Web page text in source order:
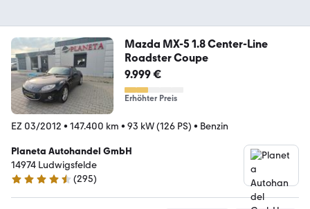
Mazda MX-5 1.8 Center-Line
Roadster Coupe
9.999 €
Erhöhter Preis
EZ 03/2012 • 147.400 km • 93 kW (126 PS) • Benzin
Planeta Autohandel GmbH
14974 Ludwigsfelde
4.7 Sterne
(295)